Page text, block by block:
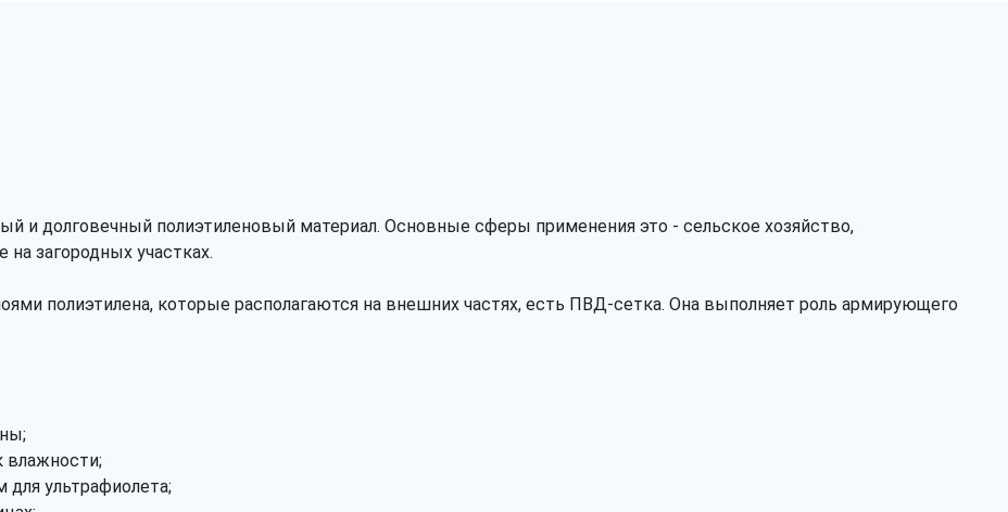
Заказать звонок
и долговечный полиэтиленовый материал. Основные сферы применения это - сельское хозяйство,
загородных участках.
полиэтилена, которые располагаются на внешних частях, есть ПВД-сетка. Она выполняет роль армирующего
влажности;
для ультрафиолета;